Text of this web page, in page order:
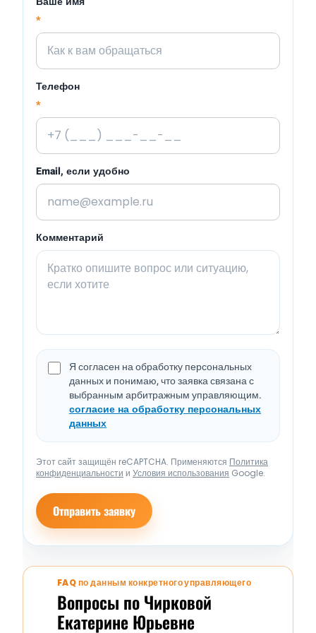
*
Телефон
*
Email, если удобно
Комментарий
Я согласен на обработку персональных
данных и понимаю, что заявка связана с
выбранным арбитражным управляющим.
согласие на обработку персональных
данных
Этот сайт защищён reCAPTCHA. Применяются Политика
конфиденциальности и Условия использования Google.
Отправить заявку
FAQ по данным конкретного управляющего
Вопросы по Чирковой
Екатерине Юрьевне